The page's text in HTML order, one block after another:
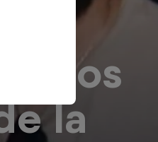
los
la